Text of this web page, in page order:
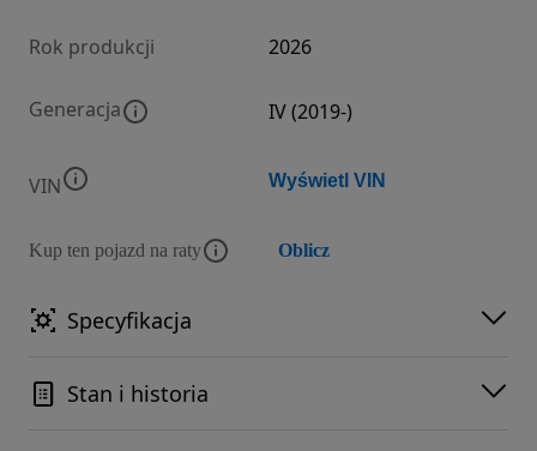
Rok produkcji 2026
Generacja IV (2019-)
VIN Wyświetl VIN
Kup ten pojazd na raty Oblicz
Specyfikacja
Stan i historia